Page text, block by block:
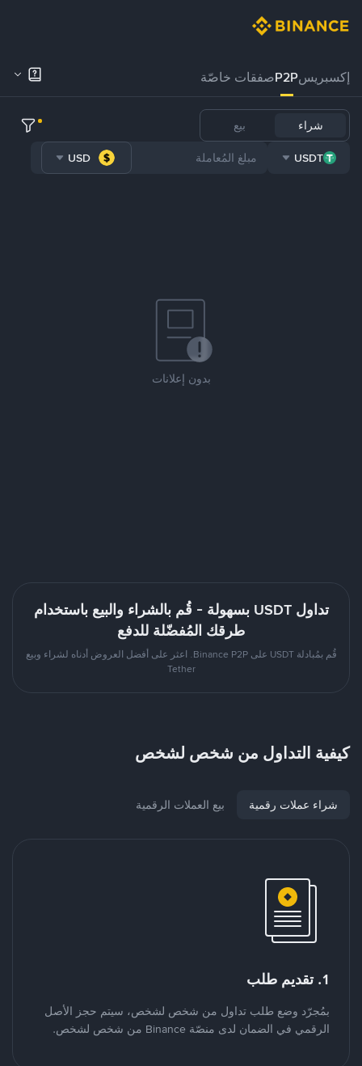
إكسبريسP2Pصفقات خاصّة
شراء بيع
USDT
USD
بدون إعلانات
تداول USDT بسهولة - قُم بالشراء والبيع باستخدام
طرقك المُفضّلة للدفع
قُم بمُبادلة USDT على Binance P2P. اعثر على أفضل العروض أدناه لشراء وبيع
Tether
كيفية التداول من شخص لشخص
شراء عملات رقمية بيع العملات الرقمية
1. تقديم طلب
بمُجرّد وضع طلب تداول من شخص لشخص، سيتم حجز الأصل
الرقمي في الضمان لدى منصّة Binance من شخص لشخص.